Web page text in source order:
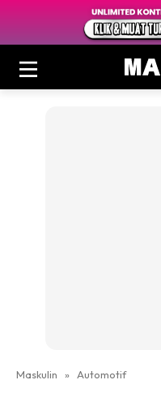
Maskulin » Automotif